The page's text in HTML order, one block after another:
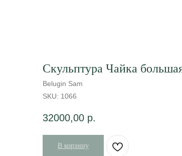
Скульптура Чайка
Belugin Sam
SKU: 1066
32000,00 р.
В корзину